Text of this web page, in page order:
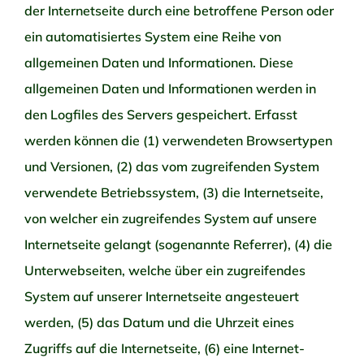
der Internetseite durch eine betroffene Person oder
ein automatisiertes System eine Reihe von
allgemeinen Daten und Informationen. Diese
allgemeinen Daten und Informationen werden in
den Logfiles des Servers gespeichert. Erfasst
werden können die (1) verwendeten Browsertypen
und Versionen, (2) das vom zugreifenden System
verwendete Betriebssystem, (3) die Internetseite,
von welcher ein zugreifendes System auf unsere
Internetseite gelangt (sogenannte Referrer), (4) die
Unterwebseiten, welche über ein zugreifendes
System auf unserer Internetseite angesteuert
werden, (5) das Datum und die Uhrzeit eines
Zugriffs auf die Internetseite, (6) eine Internet-